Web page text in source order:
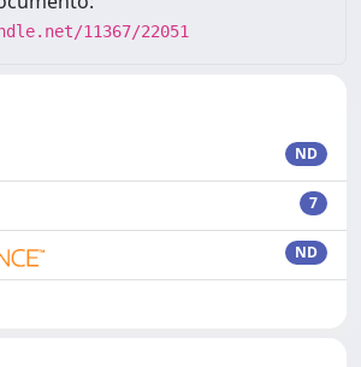
11367/22051
ND
7
ND